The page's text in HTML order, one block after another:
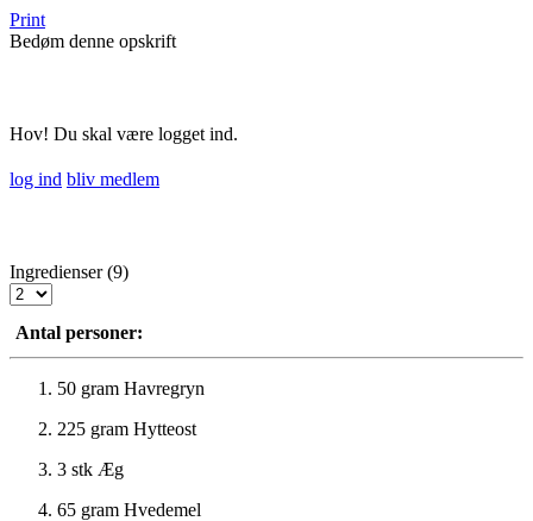
Print
Bedøm denne opskrift
Hov! Du skal være logget ind.
log ind bliv medlem
Ingredienser (9)
Antal personer:
50 gram Havregryn
225 gram Hytteost
3 stk Æg
65 gram Hvedemel